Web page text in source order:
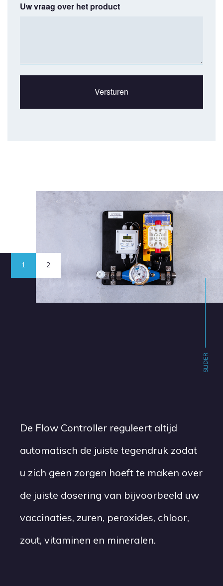
Uw vraag over het product
1 2
SLIDER
De Flow Controller reguleert altijd
automatisch de juiste tegendruk zodat
u zich geen zorgen hoeft te maken over
de juiste dosering van bijvoorbeeld uw
vaccinaties, zuren, peroxides, chloor,
zout, vitaminen en mineralen.